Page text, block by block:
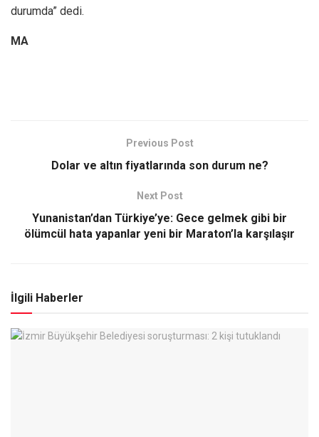
durumda” dedi.
MA
Previous Post
Dolar ve altın fiyatlarında son durum ne?
Next Post
Yunanistan’dan Türkiye’ye: Gece gelmek gibi bir
ölümcül hata yapanlar yeni bir Maraton’la karşılaşır
İlgili Haberler